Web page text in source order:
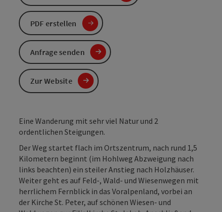
Eine Wanderung mit sehr viel Natur und 2
ordentlichen Steigungen.
Der Weg startet flach im Ortszentrum, nach rund 1,5
Kilometern beginnt (im Hohlweg Abzweigung nach
links beachten) ein steiler Anstieg nach Holzhäuser.
Weiter geht es auf Feld-, Wald- und Wiesenwegen mit
herrlichem Fernblick in das Voralpenland, vorbei an
der Kirche St. Peter, auf schönen Wiesen- und
PDF erstellen
Anfrage senden
Zur Website